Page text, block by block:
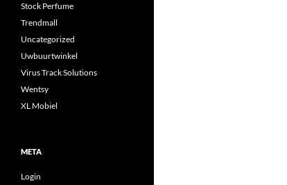
Stock Perfume
Trendmall
Uncategorized
Uwbuurtwinkel
Virus Track Solutions
Wentsy
XL Mobiel
META
Login